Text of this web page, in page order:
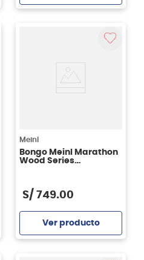
Meinl
Bongo Meinl Marathon
Wood Series
S/ 749.00
Ver producto